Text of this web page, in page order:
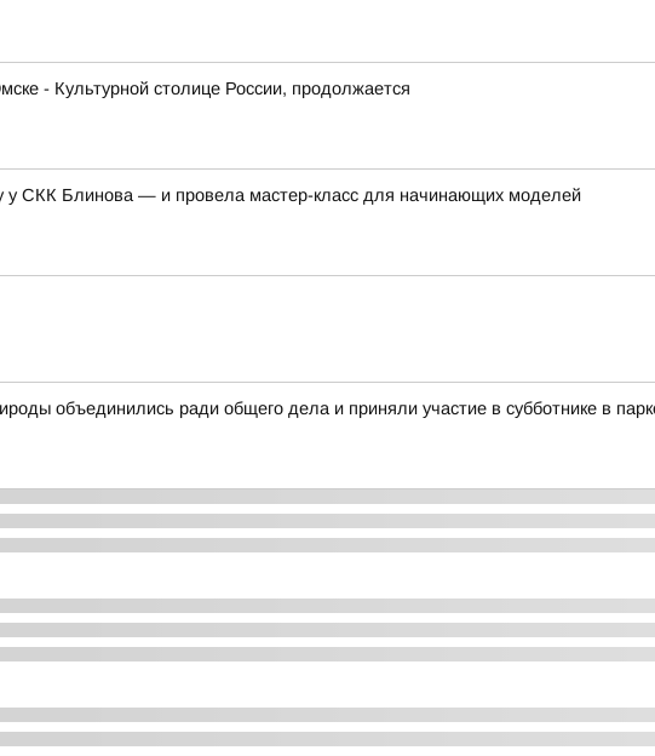
- Культурной столице России, продолжается
у СКК Блинова — и провела мастер-класс для начинающих моделей
объединились ради общего дела и приняли участие в субботнике в